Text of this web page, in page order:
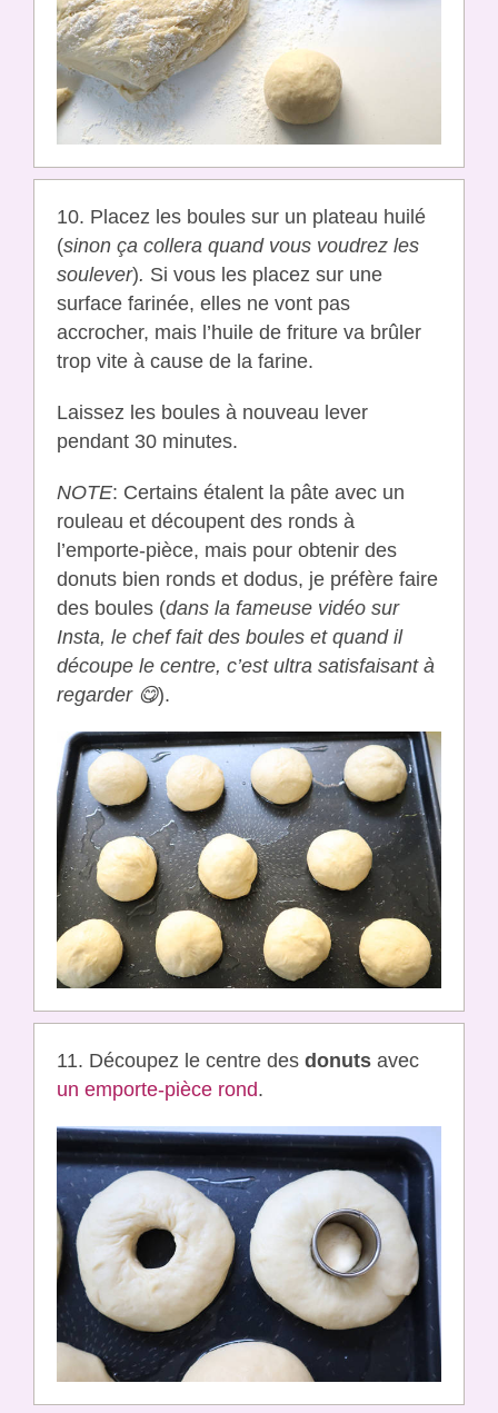
10. Placez les boules sur un plateau huilé
(sinon ça collera quand vous voudrez les
soulever). Si vous les placez sur une
surface farinée, elles ne vont pas
accrocher, mais l’huile de friture va brûler
trop vite à cause de la farine.
Laissez les boules à nouveau lever
pendant 30 minutes.
NOTE: Certains étalent la pâte avec un
rouleau et découpent des ronds à
l’emporte-pièce, mais pour obtenir des
donuts bien ronds et dodus, je préfère faire
des boules (dans la fameuse vidéo sur
Insta, le chef fait des boules et quand il
découpe le centre, c’est ultra satisfaisant à
regarder 😋).
11. Découpez le centre des donutsavec
un emporte-pièce rond.